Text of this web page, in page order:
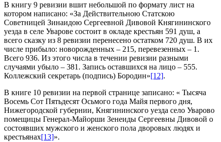
В книгу 9 ревизии вшит небольшой по формату лист на
котором написано: «За Действительною Статскою
Советницей Зинаидою Сергеевной Дивовой Княгининского
уезда в селе Уварове состоит в окладе крестьян 591 душ, а
всего сказку из 8 ревизии перенесено остатком 720 душ. В их
числе прибыло: новорожденных – 215, перевезенных – 1.
Всего 936. Из этого числа в течении ревизии разными
случаями убыло – 381. Запись оставшихся на лицо – 555.
Коллежский секретарь (подпись) Бородин»[12].
В книге 10 ревизии на первой странице записано: « Тысяча
Восемь Сот Пятьдесят Осьмого года Майя первого дня,
Нижегородской губернии, Княгининского уезда село Уварово
помещицы Генерал-Майорши Зенеиды Сергеевны Дивовой о
состоявших мужского и женского пола дворовых людях и
крестьянах[13]».